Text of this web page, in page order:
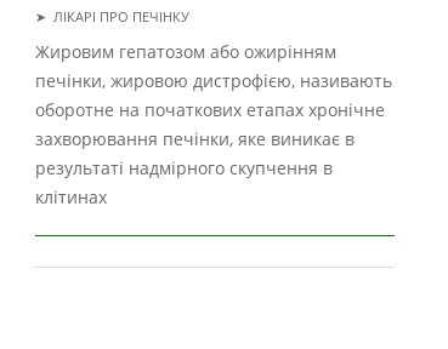
2021-
07-
➤ ЛІКАРІ ПРО ПЕЧІНКУ
Жировим гепатозом або ожирінням
печінки, жировою дистрофією, називають
оборотне на початкових етапах хронічне
захворювання печінки, яке виникає в
результаті надмірного скупчення в
клітинах